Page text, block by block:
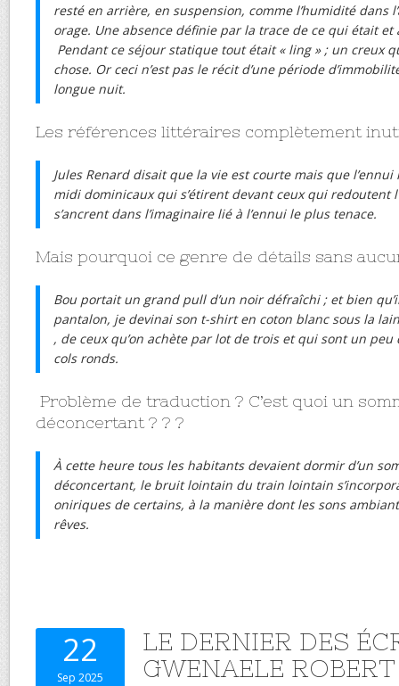
resté en arrière, en suspension, comme l’humidité dans
orage. Une absence définie par la trace de ce qui était et
Pendant ce séjour statique tout était « ling » ; un creux
chose. Or ceci n’est pas le récit d’une période
longue nuit.
Les références littéraires complètement
Jules Renard disait que la vie est courte mais que l’ennui
midi dominicaux qui s’étirent devant ceux qui redoutent
s’ancrent dans l’imaginaire lié à l’ennui le plus tenace.
Mais pourquoi ce genre de détails sans
Bou portait un grand pull d’un noir défraîchi ; et bien
pantalon, je devinai son t-shirt en coton blanc sous la
, de ceux qu’on achète par lot de trois et qui sont un
cols ronds.
Problème de traduction ? C’est quoi un
déconcertant ? ? ?
À cette heure tous les habitants devaient dormir d’un
déconcertant, le bruit lointain du train lointain
oniriques de certains, à la manière dont les sons
rêves.
22
Sep 2025
LE DERNIER DES
GWENAELE ROBERT